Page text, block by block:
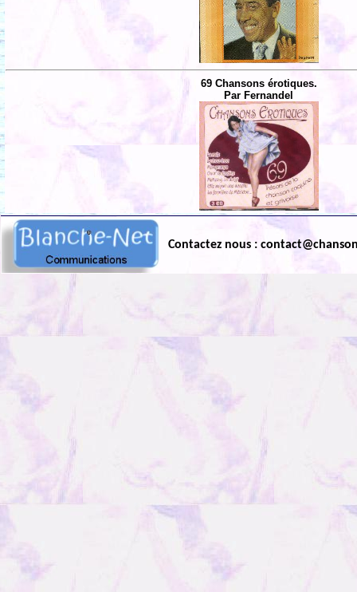
69 Chansons érotiques.
Par Fernandel
Contactez nous :